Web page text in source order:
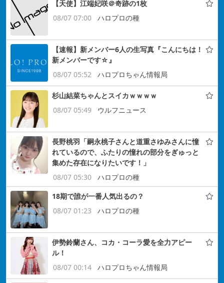
【天使】江端妃咲＠奇跡の1枚
08/07 07:00
ハロプロの種
【速報】新メンバー6人の生写真『こんにちは！
新メンバーです☆』
08/07 05:52
ハロプロちゃん情報局
杉山結菜ちゃんとスイカｗｗｗｗ
08/07 05:49
ウルフニュース
長野桃羽「嗣永桃子さんと道重さゆみさんに憧
れているので、ふたりの憧れの部分をぎゅっと
集めた存在になりたいです！」
08/07 05:30
ハロプロの種
18期で誰が一番人気出るの？
08/07 01:23
ハロプロの種
伊勢鈴蘭さん、コカ・コーラ愛を全力アピー
ル！
08/07 00:14
ハロプロちゃん情報局